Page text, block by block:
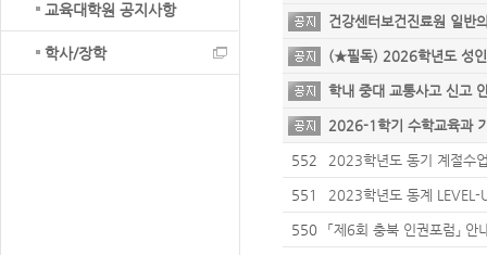
교육대학원 공지사항
학사/장학
건강센터보건진료원 일
(★필독) 2026학년도 성
학내 중대 교통사고 신고
2026-1학기 수학교육과
원 프로그램 신청 안내
552
2023학년도 동기 계절수
학 안내(7차)
551
2023학년도 동계
550 「제6회 충북 인권포럼」